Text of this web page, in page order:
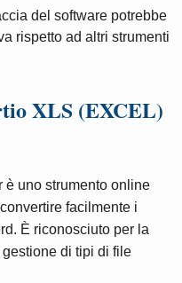
del software potrebbe
rispetto ad altri strumenti
XLS (EXCEL)
è uno strumento online
facilmente i
È riconosciuto per la
di tipi di file